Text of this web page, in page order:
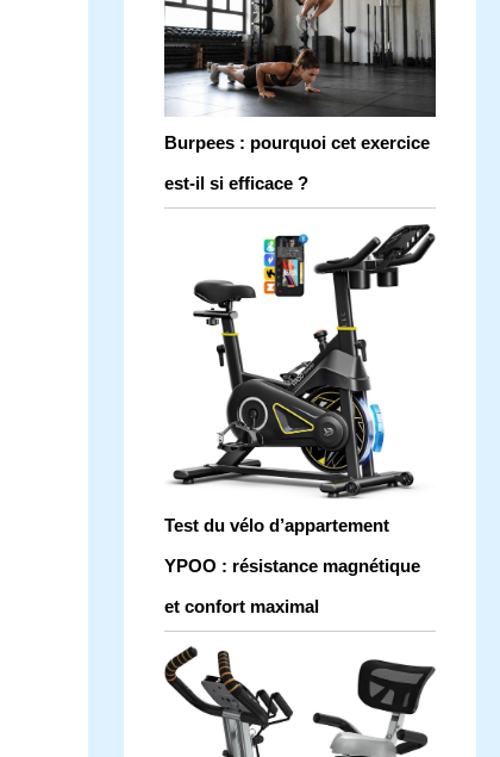
Burpees : pourquoi cet exercice
est-il si efficace ?
Test du vélo d’appartement
YPOO : résistance magnétique
et confort maximal